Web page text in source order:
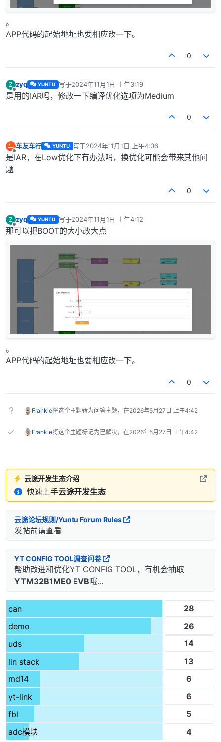
。
APP代码的起始地址也要相应改一下。
0
Z
离线
zyq YUNTU 写于2024年11月1日 上午3:19
最后由 编辑
是用的IAR吗，修改一下编译优化选项为Medium
0
车
离线
车友车行 YUNTU 写于2024年11月1日 上午4:06
最后由 编辑
是IAR，在Low优化下有办法吗，换优化可能会带来其他问
题
0
Z
离线
zyq YUNTU 写于2024年11月1日 上午4:12
最后由 编辑
那可以把BOOT的大小改大点
。
APP代码的起始地址也要相应改一下。
0
Frankie将这个主题转为问答主题，在2026年5月27日 上午4:42
Frankie将这个主题标记为已解决，在2026年5月27日 上午4:42
云途开发生态介绍
快速上手云途开发生态
云途论坛规则/Yuntu Forum Rules
发帖前请查看
YT CONFIG TOOL调查问卷
帮助改进和优化YT CONFIG TOOL，有机会抽取
YTM32B1ME0 EVB哦...
can
28
demo
26
uds
14
lin stack
13
md14
6
yt-link
6
fbl
5
adc模块
4